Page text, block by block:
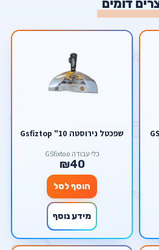
דומים
שפכטל נירוסטה 10" Gsfiztop
כלי עבודה GSfixtop
₪40
הוסף לסל
מידע נוסף